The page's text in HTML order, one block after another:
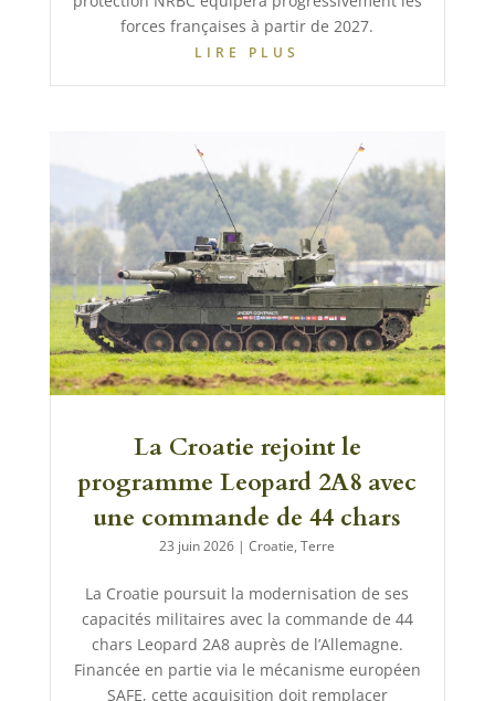
forces françaises à partir de 2027.
LIRE PLUS
La Croatie rejoint le
programme Leopard 2A8 avec
une commande de 44 chars
23 juin 2026 |Croatie,Terre
La Croatie poursuit la modernisation de ses
capacités militaires avec la commande de 44
chars Leopard 2A8 auprès de l’Allemagne.
Financée en partie via le mécanisme européen
SAFE, cette acquisition doit remplacer